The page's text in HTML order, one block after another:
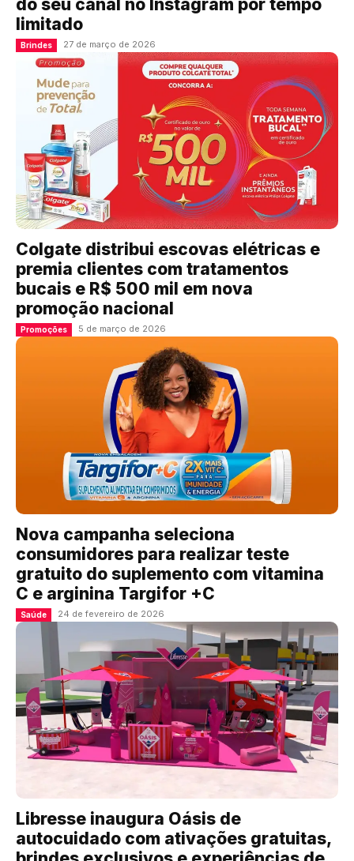
do seu canal no Instagram por tempo
limitado
Brindes 27 de março de 2026
Colgate distribui escovas elétricas e
premia clientes com tratamentos
bucais e R$ 500 mil em nova
promoção nacional
Promoções 5 de março de 2026
Nova campanha seleciona
consumidores para realizar teste
gratuito do suplemento com vitamina
C e arginina Targifor +C
Saúde 24 de fevereiro de 2026
Libresse inaugura Oásis de
autocuidado com ativações gratuitas,